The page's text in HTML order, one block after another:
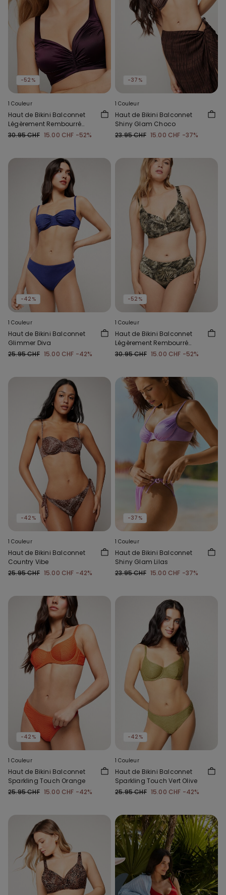
-52%
1 Couleur
Haut de Bikini Balconnet
Légèrement Rembourré
Shiny Glam Bordeaux
30.95 CHF 15.00 CHF -52%
-37%
1 Couleur
Haut de Bikini Balconnet
Shiny Glam Choco
23.95 CHF 15.00 CHF -37%
-42%
1 Couleur
Haut de Bikini Balconnet
Glimmer Diva
25.95 CHF 15.00 CHF -42%
-52%
1 Couleur
Haut de Bikini Balconnet
Légèrement Rembourré
Golden Tropics
30.95 CHF 15.00 CHF -52%
-42%
1 Couleur
Haut de Bikini Balconnet
Country Vibe
25.95 CHF 15.00 CHF -42%
-37%
1 Couleur
Haut de Bikini Balconnet
Shiny Glam Lilas
23.95 CHF 15.00 CHF -37%
-42%
1 Couleur
Haut de Bikini Balconnet
Sparkling Touch Orange
25.95 CHF 15.00 CHF -42%
-42%
1 Couleur
Haut de Bikini Balconnet
Sparkling Touch Vert Olive
25.95 CHF 15.00 CHF -42%